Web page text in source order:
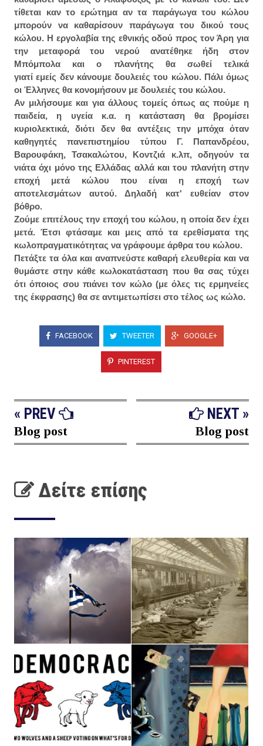
τίθεται καν το ερώτημα αν τα παράγωγα του κώλου
μπορούν να καθαρίσουν παράγωγα του δικού τους
κώλου. Η εργολαβία της εθνικής οδού προς τον Άρη για
την μεταφορά του νερού ανατέθηκε ήδη στον
Μπόμπολα και ο πλανήτης θα σωθεί τελικά
γιατί εμείς δεν κάνουμε δουλειές του κώλου. Πάλι όμως
οι Έλληνες θα κονομήσουν με δουλειές του κώλου.
Αν μιλήσουμε και για άλλους τομείς όπως ας πούμε η
παιδεία, η υγεία κ.α. η κατάσταση θα βρομίσει
κυριολεκτικά, διότι δεν θα αντέξεις την μπόχα όταν
καθηγητές πανεπιστημίου τύπου Γ. Παπανδρέου,
Βαρουφάκη, Τσακαλώτου, Κοντζιά κ.λπ, οδηγούν τα
νιάτα όχι μόνο της Ελλάδας αλλά και του πλανήτη στην
εποχή μετά κώλου που είναι η εποχή των
αποτελεσμάτων αυτού. Δηλαδή κατ' ευθείαν στον
βόθρο.
Ζούμε επιτέλους την εποχή του κώλου, η οποία δεν έχει
μετά. Έτσι φτάσαμε και μεις από τα ερεθίσματα της
κωλοπραγματικότητας να γράφουμε άρθρα του κώλου.
Πετάξτε τα όλα και αναπνεύστε καθαρή ελευθερία και να
θυμάστε στην κάθε κωλοκατάσταση που θα σας τύχει
ότι όποιος σου πιάνει τον κώλο (με όλες τις ερμηνείες
της έκφρασης) θα σε αντιμετωπίσει στο τέλος ως κώλο.
FACEBOOK TWEETER GOOGLE+
PINTEREST
« PREV
Blog post
NEXT »
Blog post
Δείτε επίσης